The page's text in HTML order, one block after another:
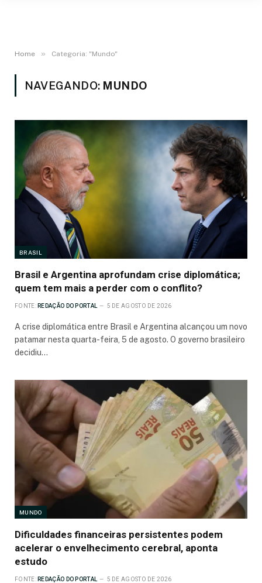
Home » Categoria: "Mundo"
NAVEGANDO: MUNDO
BRASIL
Brasil e Argentina aprofundam crise diplomática;
quem tem mais a perder com o conflito?
FONTE: REDAÇÃO DO PORTAL 5 DE AGOSTO DE 2026
A crise diplomática entre Brasil e Argentina alcançou um novo
patamar nesta quarta-feira, 5 de agosto. O governo brasileiro
decidiu…
MUNDO
Dificuldades financeiras persistentes podem
acelerar o envelhecimento cerebral, aponta
estudo
FONTE: REDAÇÃO DO PORTAL 5 DE AGOSTO DE 2026